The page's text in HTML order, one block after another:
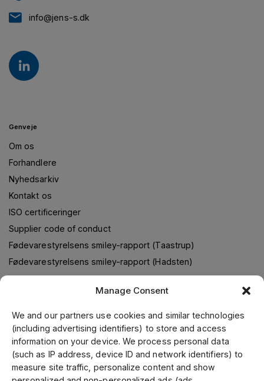
Manage Consent
We and our partners use cookies and similar technologies
(including advertising identifiers) to store and access
information on your device. We process personal data
(such as IP address, device ID and network identifiers) to
measure site traffic, personalize content and show
info@jens-s.dk
Genveje
Om os
Forhandlere
Nyhedsarkiv
Kontakt os
ISO certificeringer
Supplier code of conduct
Fødevarestyrelsens smiley-rapport (Taastrup)
Fødevarestyrelsens smiley-rapport (Hadsten)
Om os
Jens S. Transmissioner leverer transmissionsløsninger i
samarbejde med verdens førende leverandører. Gennem
vores førende position i Skandinavien, samt fokus på kvalitet
og kundeservice, kan vi tilbyde et bredt sortiment til